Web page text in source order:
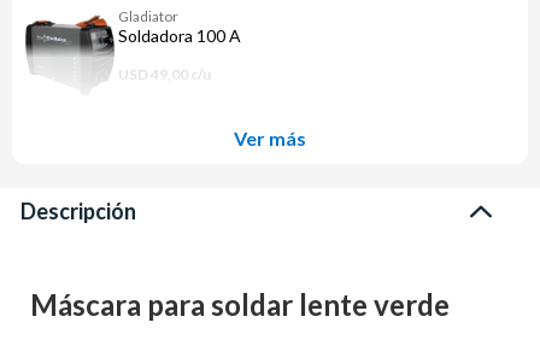
Gladiator
Soldadora 100 A
USD 49,00 c/u
Ver más
Descripción
Máscara para soldar lente verde